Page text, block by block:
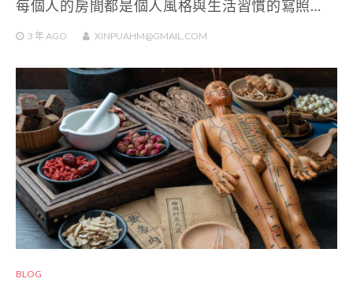
每個人的房間都是個人風格與生活習慣的寫照…
3 年AGO XINPUAHM@GMAIL.COM
BLOG